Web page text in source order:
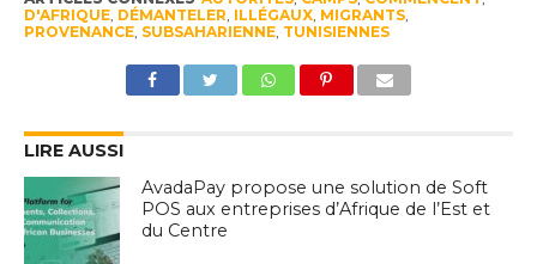
D'AFRIQUE, DÉMANTELER, ILLÉGAUX, MIGRANTS,
PROVENANCE, SUBSAHARIENNE, TUNISIENNES
LIRE AUSSI
AvadaPay propose une solution de Soft
POS aux entreprises d’Afrique de l’Est et
du Centre